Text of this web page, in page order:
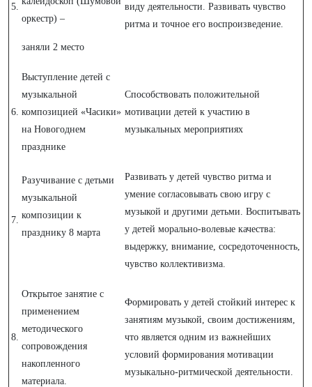
5.
оркестр) –
заняли 2 место
виду деятельности. Развивать чувство
ритма и точное его воспроизведение.
6.
Выступление детей с
музыкальной
композицией «Часики»
на Новогоднем
празднике
Способствовать положительной
мотивации детей к участию в
музыкальных мероприятиях
7.
Разучивание с детьми
музыкальной
композиции к
празднику 8 марта
Развивать у детей чувство ритма и
умение согласовывать свою игру с
музыкой и другими детьми. Воспитывать
у детей морально-волевые качества:
выдержку, внимание, сосредоточенность,
чувство коллективизма.
8.
Открытое занятие с
применением
методического
сопровождения
накопленного
материала.
Формировать у детей стойкий интерес к
занятиям музыкой, своим достижениям,
что является одним из важнейших
условий формирования мотивации
музыкально-ритмической деятельности.